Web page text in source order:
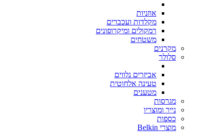
אוזניות
מקלדות ועכברים
רמקולים ומיקרופונים
משטחים
מקרנים
סלולר
אביזרים נלווים
טעינה אלחוטית
מטענים
מגרסות
נייר ומוצריו
כספות
מוצרי Belkin